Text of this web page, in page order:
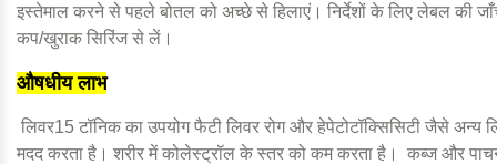
इस्तेमाल करने से पहले बोतल को अच्छे से हिलाएं। निर्देशों के लिए लेबल की
कप/खुराक सिरिंज से लें।
औषधीय लाभ
लिवर15 टॉनिक का उपयोग फैटी लिवर रोग और हेपेटोटॉक्सिसिटी जैसे
मदद करता है। शरीर में कोलेस्ट्रॉल के स्तर को कम करता है। कब्ज और